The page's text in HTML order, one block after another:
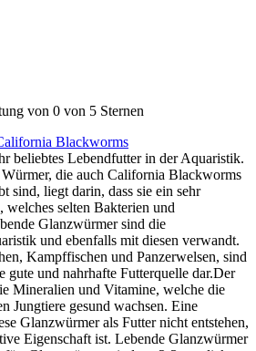
von 0 von 5 Sternen
Blackworms
beliebtes Lebendfutter in der Aquaristik.
die auch California Blackworms
sind, liegt darin, dass sie ein sehr
welches selten Bakterien und
Glanzwürmer sind die
und ebenfalls mit diesen verwandt.
Kampffischen und Panzerwelsen, sind
gute und nahrhafte Futterquelle dar.Der
Mineralien und Vitamine, welche die
Jungtiere gesund wachsen. Eine
Glanzwürmer als Futter nicht entstehen,
Eigenschaft ist. Lebende Glanzwürmer